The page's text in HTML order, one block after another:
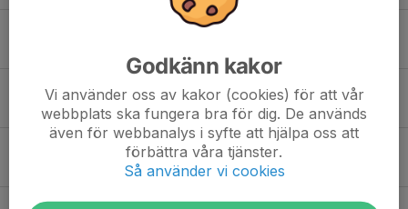
Forssa BK-IF Tunabro
Forssa - Leksands IF FK
14 aug 2023 0
Forssa BK - Sälen/Lima
21 maj 2023 2
Godkänn kakor
Vi använder oss av kakor (cookies) för att vår
webbplats ska fungera bra för dig. De används
även för webbanalys i syfte att hjälpa oss att
förbättra våra tjänster.
Så använder vi cookies